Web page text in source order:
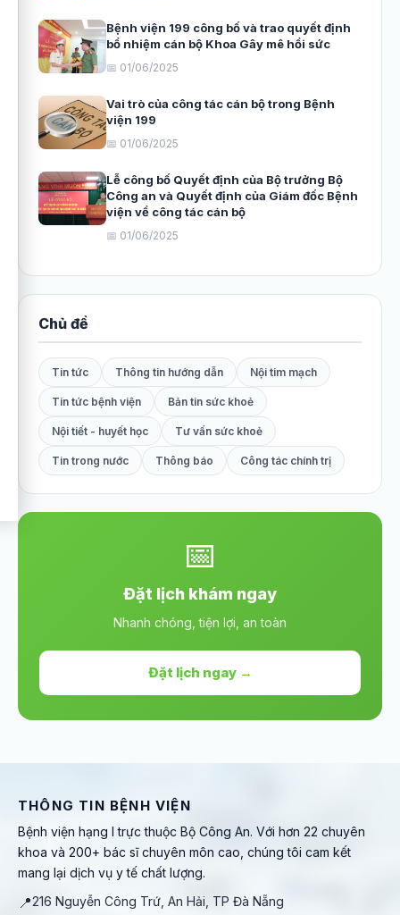
Bệnh viện 199 công bố và trao quyết định
bổ nhiệm cán bộ Khoa Gây mê hồi sức
📅 01/06/2025
Vai trò của công tác cán bộ trong Bệnh
viện 199
📅 01/06/2025
Lễ công bố Quyết định của Bộ trưởng Bộ
Công an và Quyết định của Giám đốc Bệnh
viện về công tác cán bộ
📅 01/06/2025
Chủ đề
Tin tức Thông tin hướng dẫn Nội tim mạch
Tin tức bệnh viện Bản tin sức khoẻ
Nội tiết - huyết học Tư vấn sức khoẻ
Tin trong nước Thông báo Công tác chính trị
📅
Đặt lịch khám ngay
Nhanh chóng, tiện lợi, an toàn
Đặt lịch ngay →
THÔNG TIN BỆNH VIỆN
Bệnh viện hạng I trực thuộc Bộ Công An. Với hơn 22 chuyên
khoa và 200+ bác sĩ chuyên môn cao, chúng tôi cam kết
mang lại dịch vụ y tế chất lượng.
📍216 Nguyễn Công Trứ, An Hải, TP Đà Nẵng